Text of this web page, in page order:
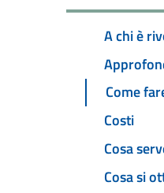
A chi è
Come
Costi
Cosa
Cosa si